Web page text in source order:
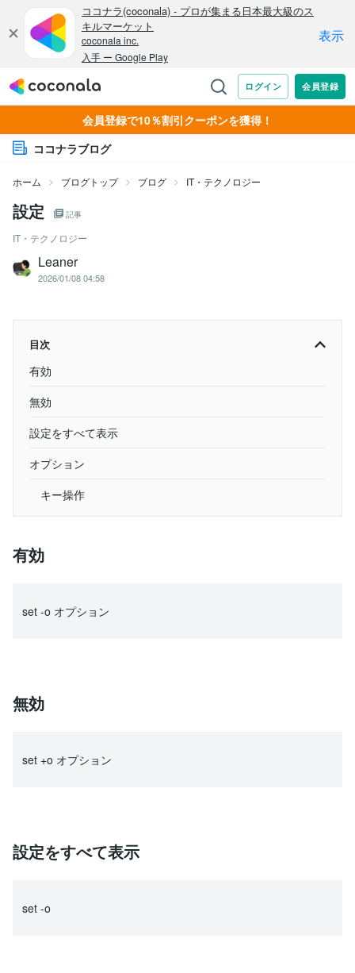
会員登録で10％割引クーポンを獲得！
ココナラブログ
ホーム ブログトップ ブログ IT・テクノロジー
設定 記事
IT・テクノロジー
Leaner
2026/01/08 04:58
目次
有効
無効
設定をすべて表示
オプション
キー操作
有効
set -o オプション
無効
set +o オプション
設定をすべて表示
set -o